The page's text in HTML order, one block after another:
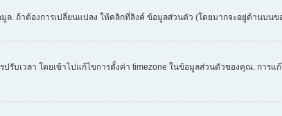
. ถ้าต้องการเปลี่ยนแปลง ให้คลิกที่ลิงค์ ข้อมูลส่วนตัว (โดยมากจะอยู่ด้านบน
บเวลา โดยเข้าไปแก้ไขการตั้งค่า timezone ในข้อมูลส่วนตัวของคุณ. กา